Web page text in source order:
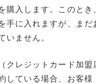
購入します。このとき
手に入れますが、まだ
いません。
クレジットカード加盟
している場合、お客様